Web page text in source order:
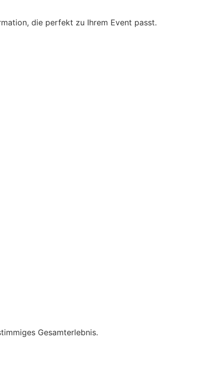
die perfekt zu Ihrem Event passt.
Gesamterlebnis.